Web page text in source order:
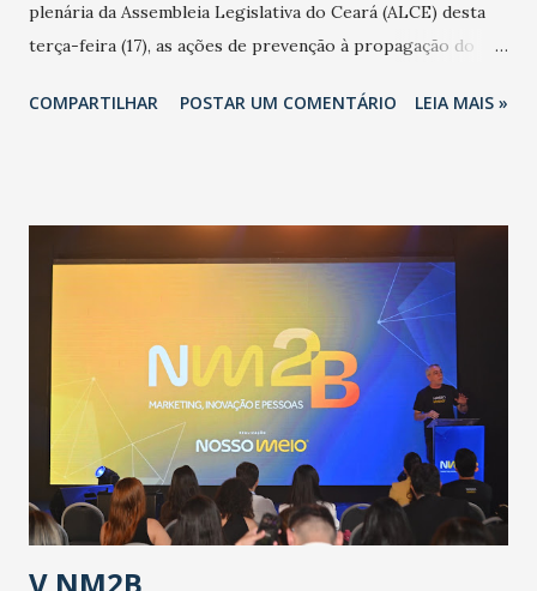
plenária da Assembleia Legislativa do Ceará (ALCE) desta
terça-feira (17), as ações de prevenção à propagação do
adotadas pelo Governo do Estado na contenção da
população suspeita e de cuidados com os ambientes
públicos e domiciliares. “Nós não estamos vivendo uma
epidemia comum, como temos em todos os anos, com
aumento de casos de dengue, influenza ou H1N1. Trata-se
de uma epidemia com um vírus diferente, com um poder de
contaminação maior que outros coronavírus”, apontou o
secretário. Segundo ele, é uma epidemia com chance de
contaminação alta, podendo gerar um grande risco à
população e ao sistema de saúde. “Precisamos saber fazer a
estratificação do risco da doença, para não so...
COMPARTILHAR POSTAR UM COMENTÁRIO LEIA MAIS »
V NM2B